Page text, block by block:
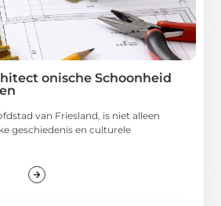
onische Schoonheid
van Friesland, is niet alleen
geschiedenis en culturele